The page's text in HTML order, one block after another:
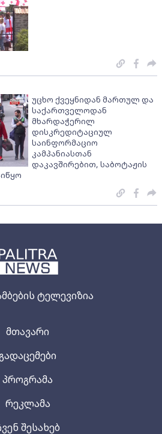
ტელევიზია
მთავარი
პროგრამა
რეკლამა
შესახებ
უცხო ქვეყნიდან მართულ და
საქართველოდან
მხარდაჭერილ
დისკრედიტაციულ
საინფორმაციო
კამპანიასთან
დაკავშირებით, საბოტაჟის